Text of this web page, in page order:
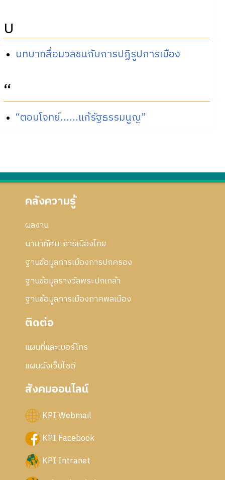
บ
บทบาทสื่อมวลชนกับการปฏิรูปการเมือง
“
“ตอบโจทย์......แก้รัฐธรรมนูญ”
คลังความรู้
ผลงาน
นานาทัศนะการเมืองไทย
ฐานข้อมูลการเมืองการปกครอง
ฐานข้อมูลรางวัลพระปกเกล้า
ฐานข้อมูลการเมืองภาคพลเมือง
ติดต่อ
แผนที่และเบอร์โทร
แผนผังเว็บไซด์
สังคมออนไลน์
KPI Webmail
KPI Facebook
KPI Intranet